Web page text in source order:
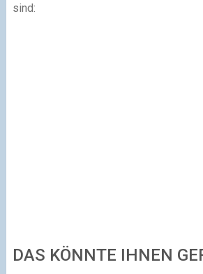
sind:
DAS KÖNNTE IHNEN